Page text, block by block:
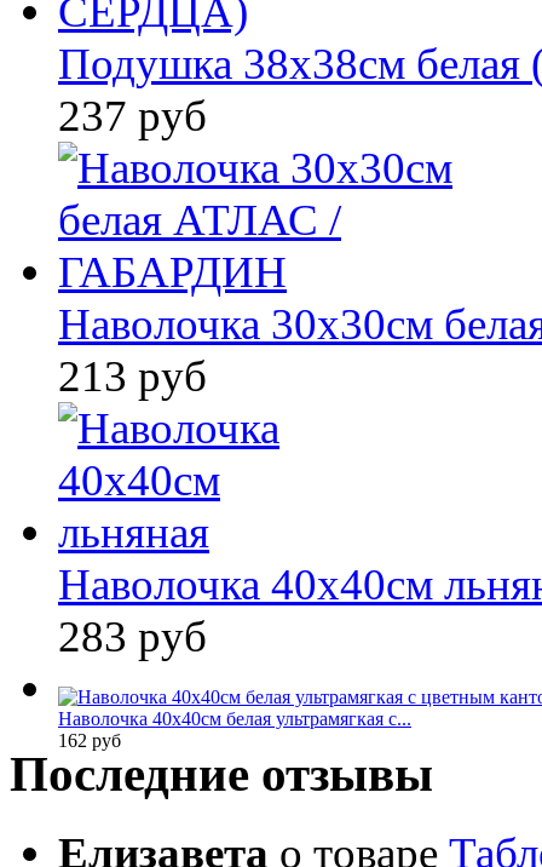
Подушка 38х38см
237 руб
Наволочка 30x30см
213 руб
Наволочка 40x40см
283 руб
Наволочка 40x40см белая ультрамягкая с...
162 руб
Последние отзывы
Елизавета о товаре